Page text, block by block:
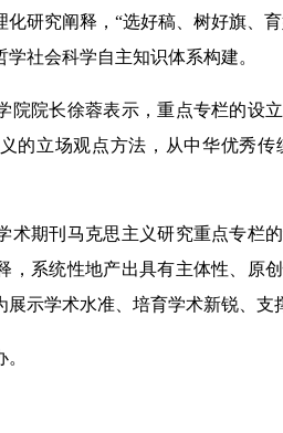
研究阐释，“选好稿、树好旗、
社会科学自主知识体系构建。
院长徐蓉表示，重点专栏的设立
的立场观点方法，从中华优秀
期刊马克思主义研究重点专栏的
，系统性地产出具有主体性、原
示学术水准、培育学术新锐、支